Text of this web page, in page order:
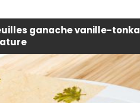
ganache vanille-tonka